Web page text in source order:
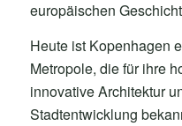
europäischen
Heute ist Kopenhagen
Metropole, die für ihre
innovative Architektur
Stadtentwicklung